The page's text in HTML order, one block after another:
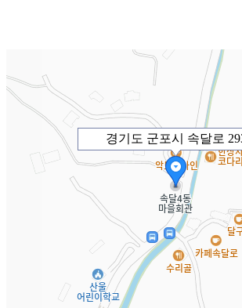
경기도 군포시 속달로